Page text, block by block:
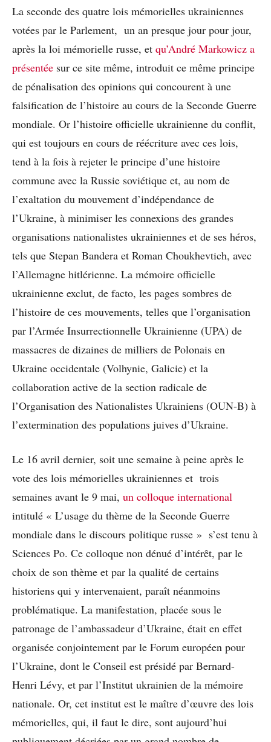
La seconde des quatre lois mémorielles ukrainiennes
votées par le Parlement, un an presque jour pour jour,
après la loi mémorielle russe, et qu’André Markowicz a
présentée sur ce site même, introduit ce même principe
de pénalisation des opinions qui concourent à une
falsification de l’histoire au cours de la Seconde Guerre
mondiale. Or l’histoire officielle ukrainienne du conflit,
qui est toujours en cours de réécriture avec ces lois,
tend à la fois à rejeter le principe d’une histoire
commune avec la Russie soviétique et, au nom de
l’exaltation du mouvement d’indépendance de
l’Ukraine, à minimiser les connexions des grandes
organisations nationalistes ukrainiennes et de ses héros,
tels que Stepan Bandera et Roman Choukhevtich, avec
l’Allemagne hitlérienne. La mémoire officielle
ukrainienne exclut, de facto, les pages sombres de
l’histoire de ces mouvements, telles que l’organisation
par l’Armée Insurrectionnelle Ukrainienne (UPA) de
massacres de dizaines de milliers de Polonais en
Ukraine occidentale (Volhynie, Galicie) et la
collaboration active de la section radicale de
l’Organisation des Nationalistes Ukrainiens (OUN-B) à
l’extermination des populations juives d’Ukraine.
Le 16 avril dernier, soit une semaine à peine après le
vote des lois mémorielles ukrainiennes et trois
semaines avant le 9 mai, un colloque international
intitulé « L’usage du thème de la Seconde Guerre
mondiale dans le discours politique russe » s’est tenu à
Sciences Po. Ce colloque non dénué d’intérêt, par le
choix de son thème et par la qualité de certains
historiens qui y intervenaient, paraît néanmoins
problématique. La manifestation, placée sous le
patronage de l’ambassadeur d’Ukraine, était en effet
organisée conjointement par le Forum européen pour
l’Ukraine, dont le Conseil est présidé par Bernard-
Henri Lévy, et par l’Institut ukrainien de la mémoire
nationale. Or, cet institut est le maître d’œuvre des lois
mémorielles, qui, il faut le dire, sont aujourd’hui